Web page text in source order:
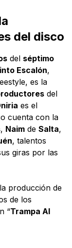
del disco
del séptimo
Escalón,
es la
del
es el
cuenta con la
, Naim de Salta,
, talentos
giras por las
producción de
de los
“Trampa Al